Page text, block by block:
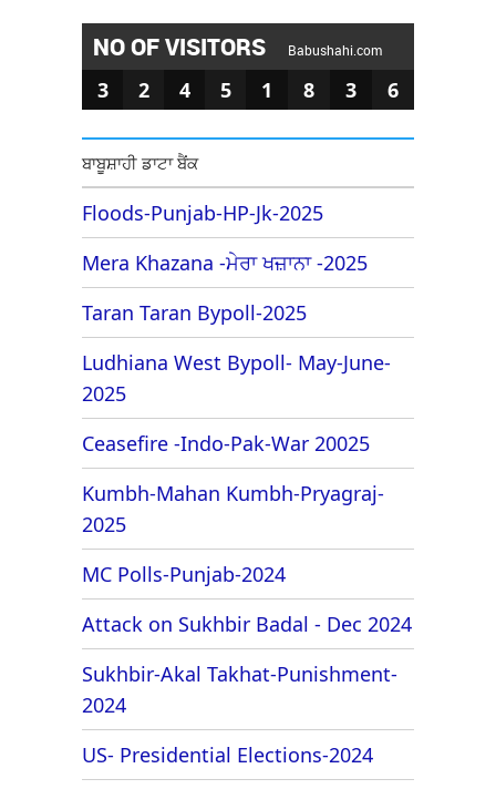
NO OF VISITORS Babushahi.com
3 2 4 5 1 8 3 6
ਬਾਬੂਸ਼ਾਹੀ ਡਾਟਾ ਬੈਂਕ
Floods-Punjab-HP-Jk-2025
Mera Khazana -ਮੇਰਾ ਖਜ਼ਾਨਾ -2025
Taran Taran Bypoll-2025
Ludhiana West Bypoll- May-June-
2025
Ceasefire -Indo-Pak-War 20025
Kumbh-Mahan Kumbh-Pryagraj-
2025
MC Polls-Punjab-2024
Attack on Sukhbir Badal - Dec 2024
Sukhbir-Akal Takhat-Punishment-
2024
US- Presidential Elections-2024